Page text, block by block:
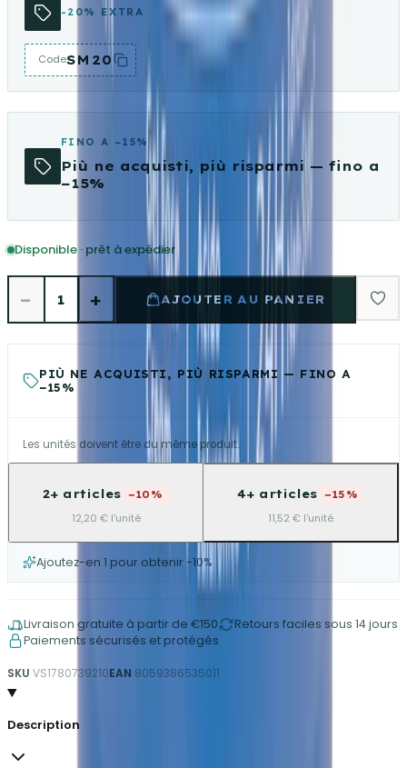
-20% EXTRA
CodeSM20
FINO A −15%
Più ne acquisti, più risparmi — fino a
−15%
Disponible · prêt à expédier
− 1 + AJOUTER AU PANIER
PIÙ NE ACQUISTI, PIÙ RISPARMI — FINO A
−15%
Les unités doivent être du même produit.
2+ articles −10%
12,20 € l'unité
4+ articles −15%
11,52 € l'unité
Ajoutez-en 1 pour obtenir −10%
Livraison gratuite à partir de €150
Retours faciles sous 14 jours
Paiements sécurisés et protégés
SKU VS1780739210EAN 8059386535011
Description